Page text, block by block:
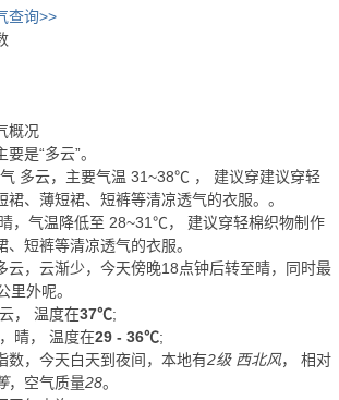
查询>>
概况
要是“多云”。
多云，主要气温 31~38℃ ， 建议穿建议穿轻
、薄短裙、短裤等清凉透气的衣服。 。
晴，气温降低至 28~31℃， 建议穿轻棉织物制作
短裤等清凉透气的衣服。
云，云渐少，今天傍晚18点钟后转至晴，同时最
里外呢。
， 温度在37℃;
晴， 温度在29 - 36℃;
数，今天白天到夜间，本地有2级 西北风， 相对
，空气质量28。